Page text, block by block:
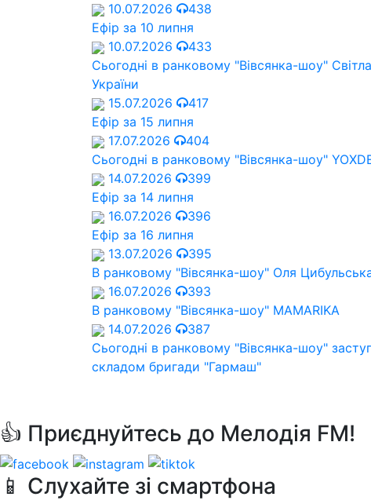
10.07.2026
438
Ефір за 10 липня
10.07.2026
433
Сьогодні в ранковому "Вівсянка-шоу"
України
15.07.2026
417
Ефір за 15 липня
17.07.2026
404
Сьогодні в ранковому "Вівсянка-шоу"
14.07.2026
399
Ефір за 14 липня
16.07.2026
396
Ефір за 16 липня
13.07.2026
395
В ранковому "Вівсянка-шоу" Оля
16.07.2026
393
В ранковому "Вівсянка-шоу" MAMARIKA
14.07.2026
387
Сьогодні в ранковому "Вівсянка-шоу"
складом бригади "Гармаш"
👍 Приєднуйтесь до Мелодія FM!
📱 Слухайте зі смартфона